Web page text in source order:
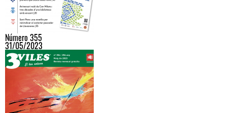
Número 355
31/05/2023